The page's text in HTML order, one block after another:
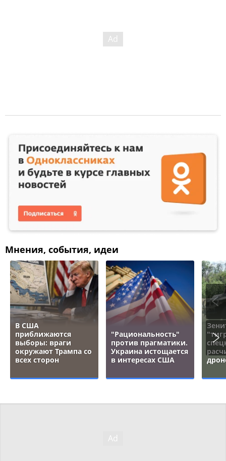
Мнения, события, идеи
В США
приближаются
выборы: враги
окружают Трампа со
всех сторон
"Рациональность"
против прагматики.
Украина истощается
в интересах США